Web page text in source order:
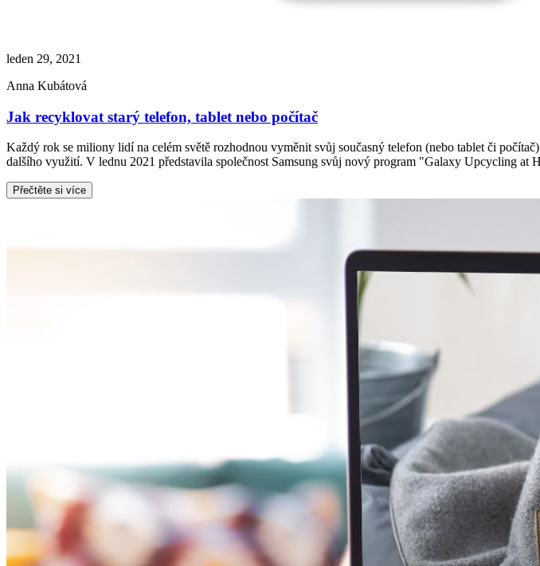
leden 29, 2021
Anna Kubátová
Jak recyklovat starý telefon, tablet nebo počítač
Každý rok se miliony lidí na celém světě rozhodnou vyměnit svůj současný telefon (nebo tablet či
dalšího využití. V lednu 2021 představila společnost Samsung svůj nový program "Galaxy Upcycling at
Přečtěte si více